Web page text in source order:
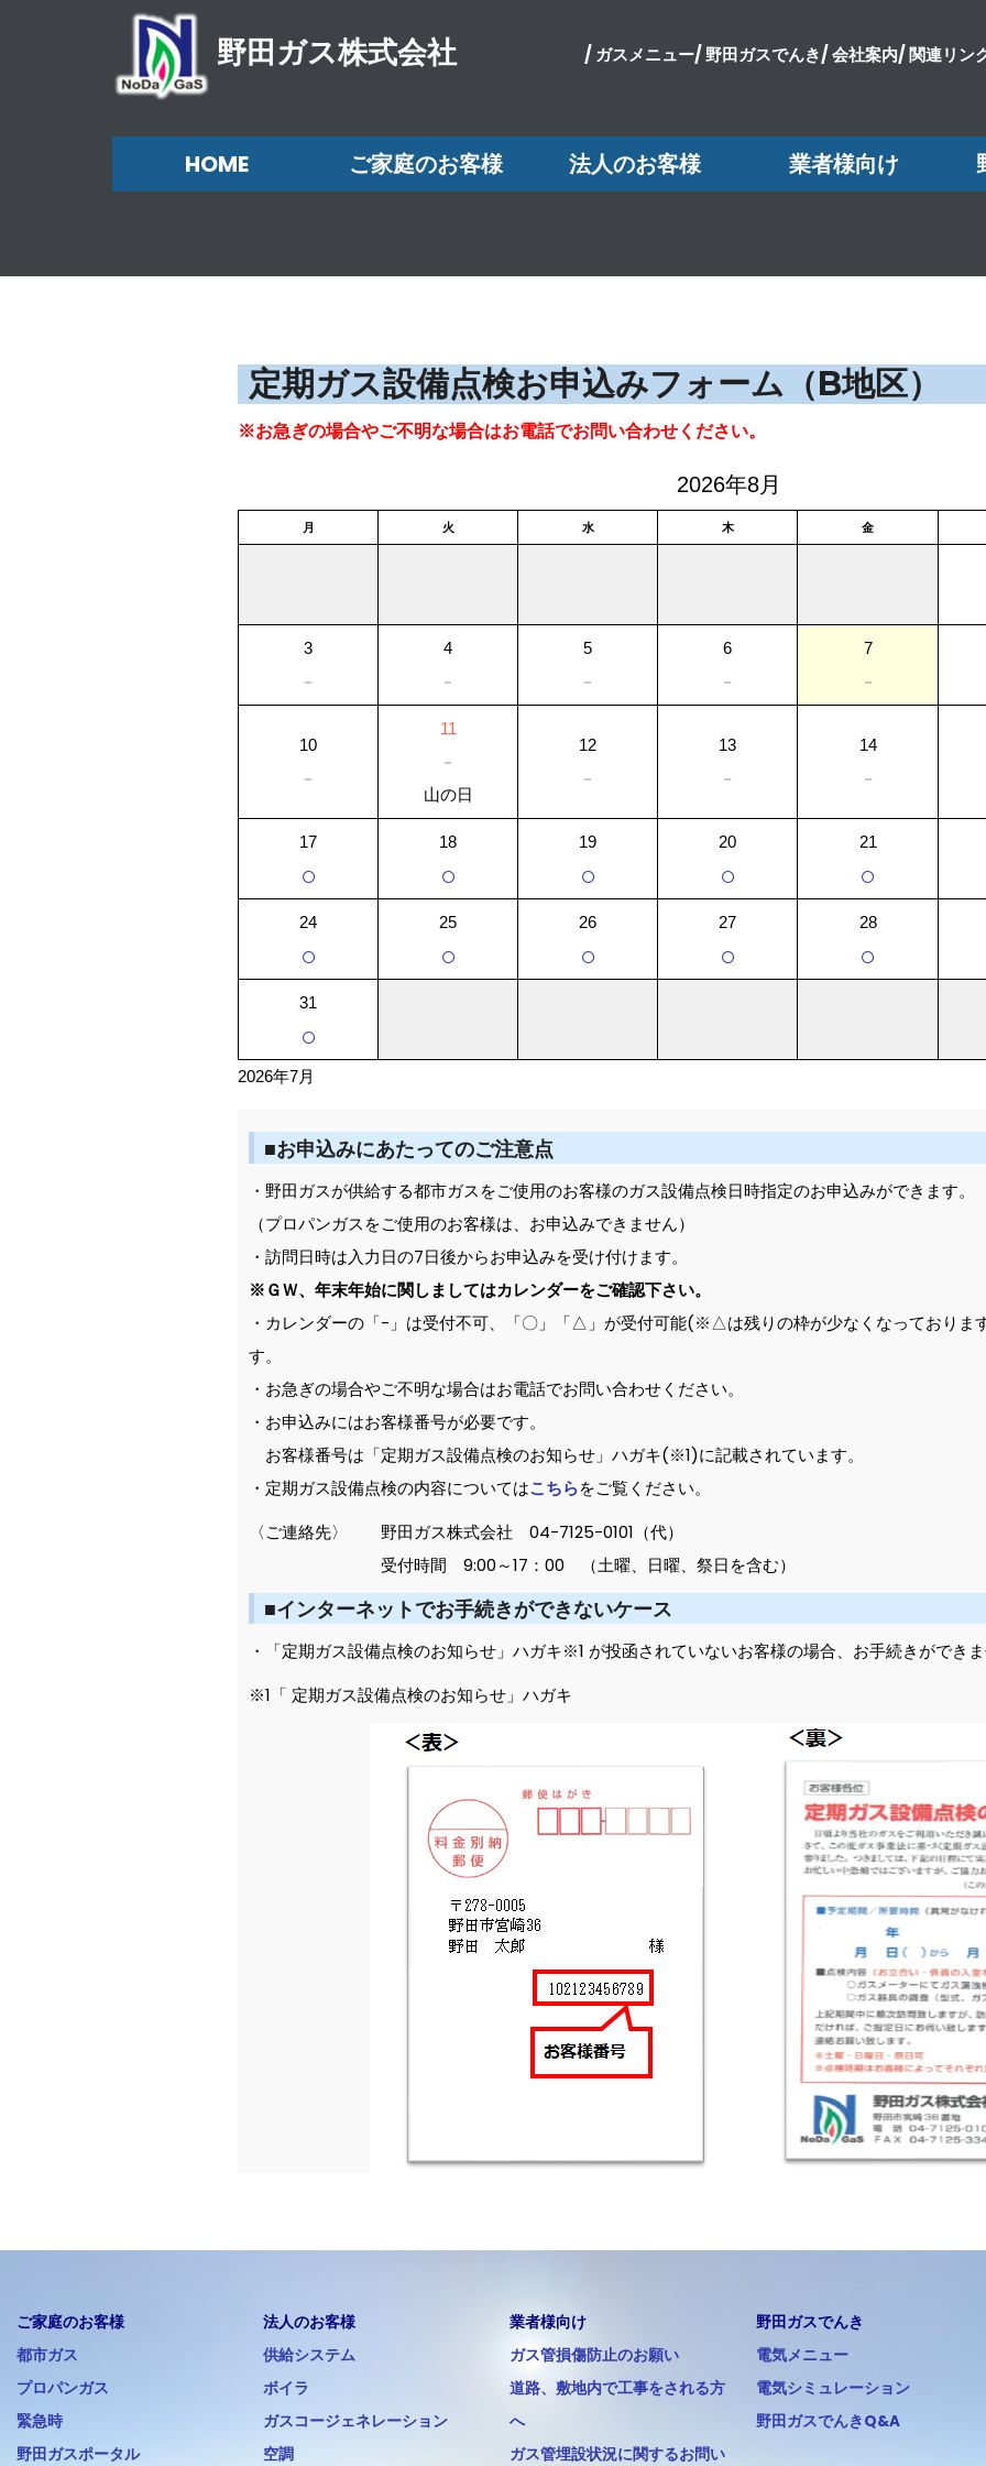
野田ガス株式会社 / ガスメニュー/野田ガスでんき/会社案内/関連リン
HOME ご家庭のお客様 法人のお客様 業者様向け
定期ガス設備点検お申込みフォーム（B地区）
※お急ぎの場合やご不明な場合はお電話でお問い合わせください。
2026年8月
月 火 水 木 金
3
－
4
－
5
－
6
－
7
－
10
－
11
－
山の日
12
－
13
－
14
－
17
○
18
○
19
○
20
○
21
○
24
○
25
○
26
○
27
○
28
○
31
○
2026年7月
■お申込みにあたってのご注意点
・野田ガスが供給する都市ガスをご使用のお客様のガス設備点検日時指定のお申込みができます。
（プロパンガスをご使用のお客様は、お申込みできません）
・訪問日時は入力日の7日後からお申込みを受け付けます。
※ＧＷ、年末年始に関しましてはカレンダーをご確認下さい。
・カレンダーの「-」は受付不可、「〇」「△」が受付可能(※△は残りの枠が少なくなっておりま
す。
・お急ぎの場合やご不明な場合はお電話でお問い合わせください。
・お申込みにはお客様番号が必要です。
お客様番号は「定期ガス設備点検のお知らせ」ハガキ(※1)に記載されています。
・定期ガス設備点検の内容についてはこちらをご覧ください。
〈ご連絡先〉 野田ガス株式会社 04-7125-0101（代）
受付時間 9:00～17：00 （土曜、日曜、祭日を含む）
■インターネットでお手続きができないケース
・「定期ガス設備点検のお知らせ」ハガキ※1 が投函されていないお客様の場合、お手続きができ
※1「 定期ガス設備点検のお知らせ」ハガキ
ご家庭のお客様
都市ガス
プロパンガス
緊急時
野田ガスポータル
法人のお客様
供給システム
ボイラ
ガスコージェネレーション
空調
業者様向け
ガス管損傷防止のお願い
道路、敷地内で工事をされる方
へ
ガス管埋設状況に関するお問い
野田ガスでんき
電気メニュー
電気シミュレーション
野田ガスでんきQ&A